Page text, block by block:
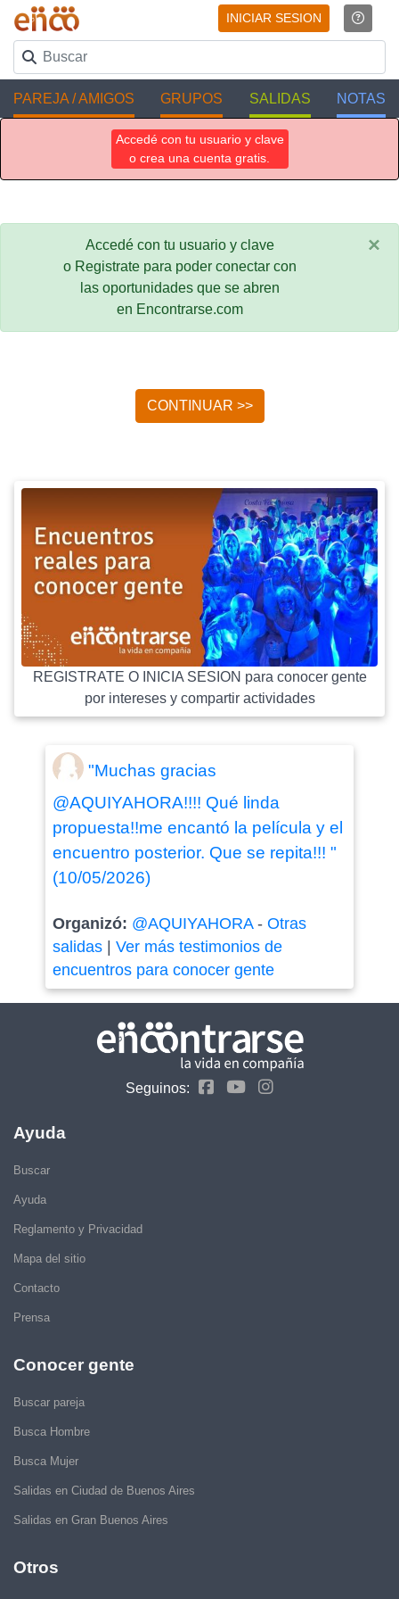
INICIAR SESION
PAREJA / AMIGOS GRUPOS SALIDAS NOTAS
Accedé con tu usuario y clave
o crea una cuenta gratis.
Accedé con tu usuario y clave
o Registrate para poder conectar con
las oportunidades que se abren
en Encontrarse.com
×
CONTINUAR >>
REGISTRATE O INICIA SESION para conocer gente
por intereses y compartir actividades
"Muchas gracias
@AQUIYAHORA!!!! Qué linda
propuesta!!me encantó la película y el
encuentro posterior. Que se repita!!! "
(10/05/2026)
Organizó: @AQUIYAHORA- Otras
salidas| Ver más testimonios de
encuentros para conocer gente
Seguinos:
Ayuda
Buscar
Ayuda
Reglamento y Privacidad
Mapa del sitio
Contacto
Prensa
Conocer gente
Buscar pareja
Busca Hombre
Busca Mujer
Salidas en Ciudad de Buenos Aires
Salidas en Gran Buenos Aires
Otros